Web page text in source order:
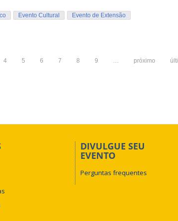
Evento Cultural
Evento de Extensão
4 5 6 7 8 9 … próximo
DIVULGUE SEU
EVENTO
Perguntas frequentes